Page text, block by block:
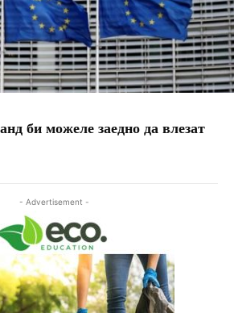
би можеле заедно да влезат
- Advertisement -